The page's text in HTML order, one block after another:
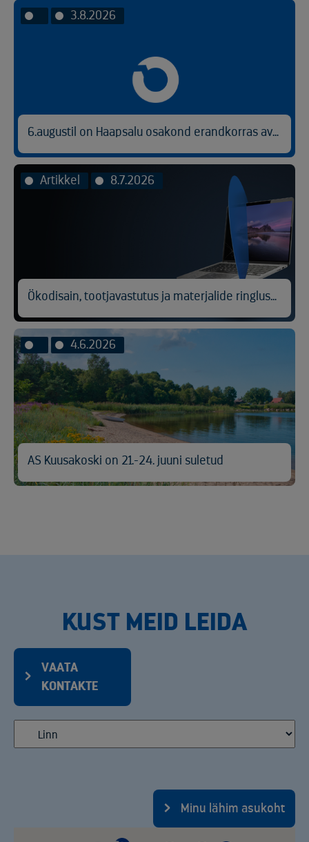
3.8.2026
Artikkel 8.7.2026
Ökodisain, tootjavastutus ja materjalide ringlussevõtt
4.6.2026
AS Kuusakoski on 21.-24. juuni suletud
KUST MEID LEIDA
VAATA
KONTAKTE
Minu lähim asukoht